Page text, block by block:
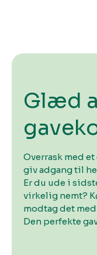
Glæd
Overrask med
giv adgang til
Er du ude i
virkelig nemt?
modtag det
Den perfekte